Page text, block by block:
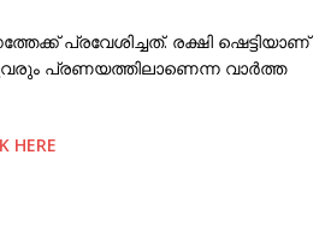
പ്രവേശിച്ചത്. രക്ഷി ഷെട്ടിയാണ്
പ്രണയത്തിലാണെന്ന വാർത്ത